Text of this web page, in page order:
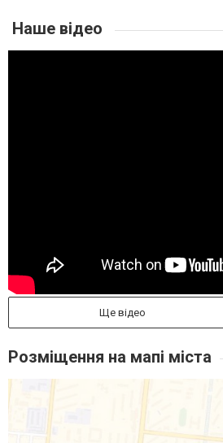
Наше відео
Ще відео
Розміщення на мапі міста